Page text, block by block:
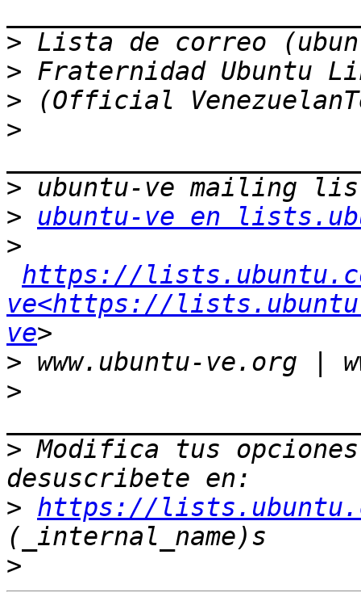
>
>
>
>
>
>
ubuntu-ve en
>
https://
ve<https://
ve
>
>
> Modifica tus
> https://
>